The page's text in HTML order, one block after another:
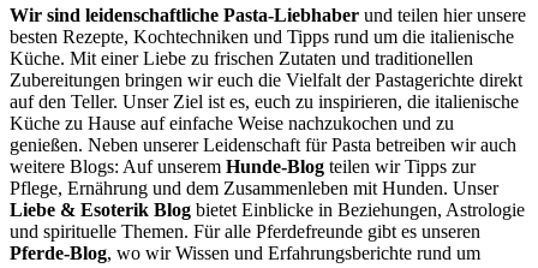
Wir sind leidenschaftliche Pasta-Liebhaber und teilen hier unsere
besten Rezepte, Kochtechniken und Tipps rund um die italienische
Küche. Mit einer Liebe zu frischen Zutaten und traditionellen
Zubereitungen bringen wir euch die Vielfalt der Pastagerichte direkt
auf den Teller. Unser Ziel ist es, euch zu inspirieren, die italienische
Küche zu Hause auf einfache Weise nachzukochen und zu
genießen. Neben unserer Leidenschaft für Pasta betreiben wir auch
weitere Blogs: Auf unserem Hunde-Blog teilen wir Tipps zur
Pflege, Ernährung und dem Zusammenleben mit Hunden. Unser
Liebe & Esoterik Blog bietet Einblicke in Beziehungen, Astrologie
und spirituelle Themen. Für alle Pferdefreunde gibt es unseren
Pferde-Blog, wo wir Wissen und Erfahrungsberichte rund um